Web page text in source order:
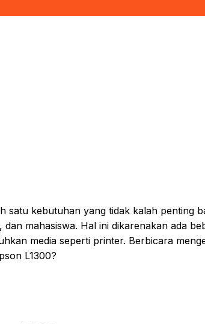
satu kebutuhan yang tidak kalah penting
dan mahasiswa. Hal ini dikarenakan ada
media seperti printer. Berbicara
L1300?